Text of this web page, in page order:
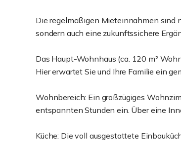
Die regelmäßigen Mieteinnahmen sind
sondern auch eine zukunftssichere
Das Haupt-Wohnhaus (ca. 120 m²
Hier erwartet Sie und Ihre Familie ein
Wohnbereich: Ein großzügiges
entspannten Stunden ein. Über eine
Küche: Die voll ausgestattete